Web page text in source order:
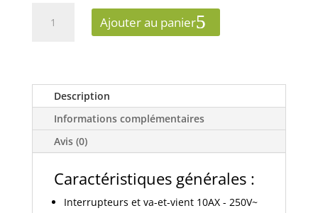
250v
finition
blanc
600037
Ajouter au panier
Description
Informations complémentaires
Avis (0)
Caractéristiques générales :
Interrupteurs et va-et-vient 10AX - 250V~